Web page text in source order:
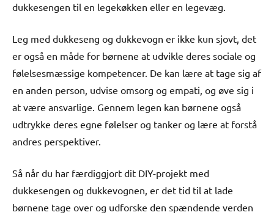
dukkesengen til en legekøkken eller en legevæg.
Leg med dukkeseng og dukkevogn er ikke kun sjovt, det
er også en måde for børnene at udvikle deres sociale og
følelsesmæssige kompetencer. De kan lære at tage sig af
en anden person, udvise omsorg og empati, og øve sig i
at være ansvarlige. Gennem legen kan børnene også
udtrykke deres egne følelser og tanker og lære at forstå
andres perspektiver.
Så når du har færdiggjort dit DIY-projekt med
dukkesengen og dukkevognen, er det tid til at lade
børnene tage over og udforske den spændende verden